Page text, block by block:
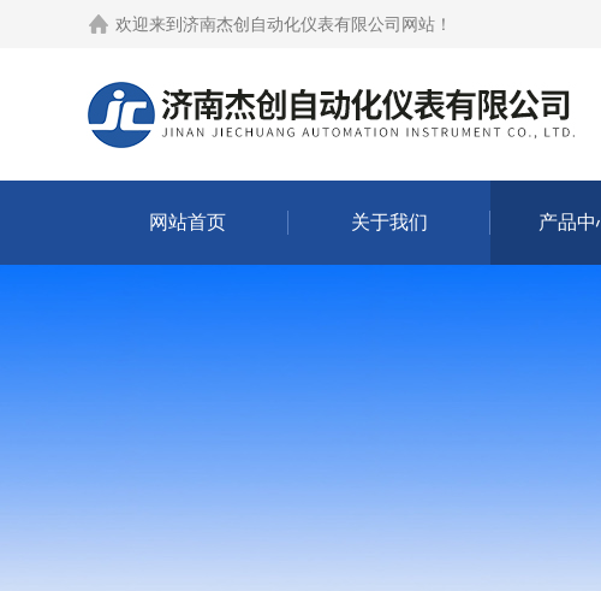
欢迎来到 济南杰创自动化仪表有限公司网站 ！
网站首页 关于我们 产品中